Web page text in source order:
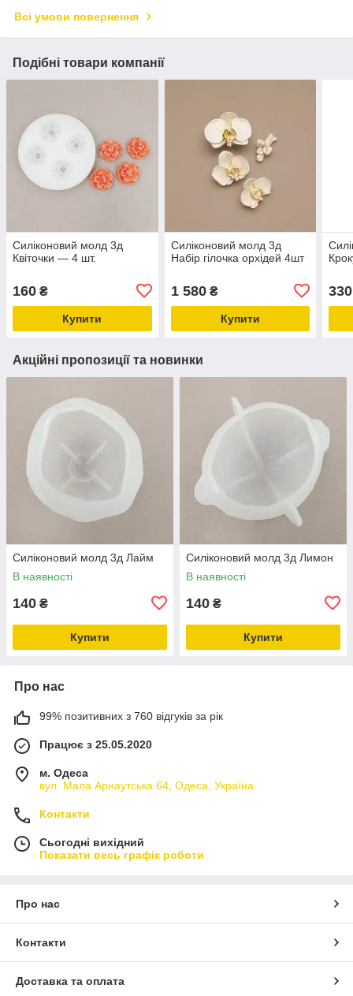
Всі умови повернення
Подібні товари компанії
Силіконовий молд 3д
Квіточки — 4 шт.
160 ₴
Купити
Силіконовий молд 3д
Набір гілочка орхідей 4шт
1 580₴
Купити
330
Акційні пропозиції та новинки
Силіконовий молд 3д Лайм
В наявності
140 ₴
Купити
Силіконовий молд 3д Лимон
В наявності
140 ₴
Купити
Про нас
99% позитивних з 760 відгуків за рік
Працює з 25.05.2020
м. Одеса
вул. Мала Арнаутська 64, Одеса, Україна
Контакти
Сьогодні вихідний
Показати весь графік роботи
Про нас
Контакти
Доставка та оплата